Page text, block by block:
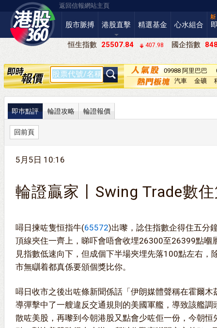
返回信報網站主頁
股市脈搏 港股直擊 精選基金 心水組合
恒生指數 25507.84 407.98 國企指數
09988 阿里巴巴
－Ｗ汽車
金礦
即巿點評 輪證攻略 輪證報價
回前頁
5月5日 10:16
輪證贏家丨Swing Trade數
噚日揀咗隻恒指牛(65572)出嚟，諗住指數企得住五分
頂線夾住一齊上，睇吓會唔會收埋26300至26399點嗰
見指數低速向下，但成個下半場夾埋先落100點左右，
市無瞓着都真係要頒個獎比你。
噚日收市之後出咗條新聞係話「伊朗媒體聲稱在霍爾木
導彈擊中了一艘違反交通規則的美國軍艦，導致該艦調
散咗美股，再嚟到今朝港股又點會少咗佢一份，今朝